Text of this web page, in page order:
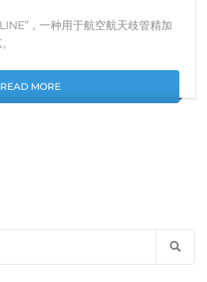
，一种用于航空航天歧管精加
READ MORE